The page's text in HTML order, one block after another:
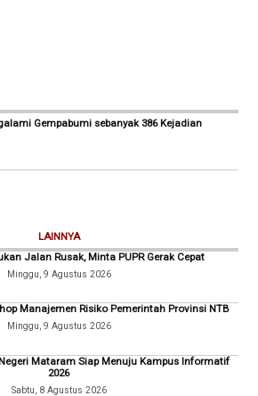
Gempabumi sebanyak 386 Kejadian
LAINNYA
Jalan Rusak, Minta PUPR Gerak Cepat
Minggu, 9 Agustus 2026
Manajemen Risiko Pemerintah Provinsi NTB
Minggu, 9 Agustus 2026
Mataram Siap Menuju Kampus Informatif
2026
Sabtu, 8 Agustus 2026